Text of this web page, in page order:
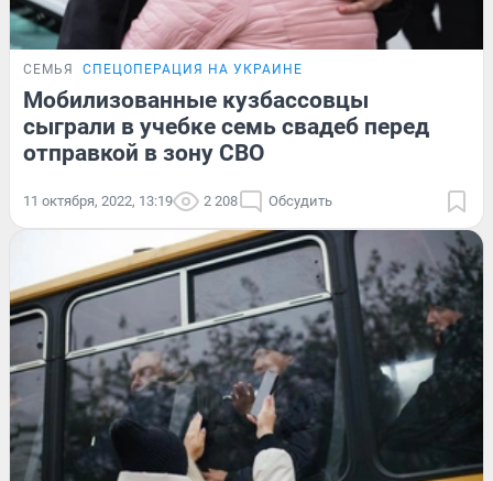
СЕМЬЯ СПЕЦОПЕРАЦИЯ НА УКРАИНЕ
Мобилизованные кузбассовцы
сыграли в учебке семь свадеб перед
отправкой в зону СВО
11 октября, 2022, 13:19 2 208 Обсудить